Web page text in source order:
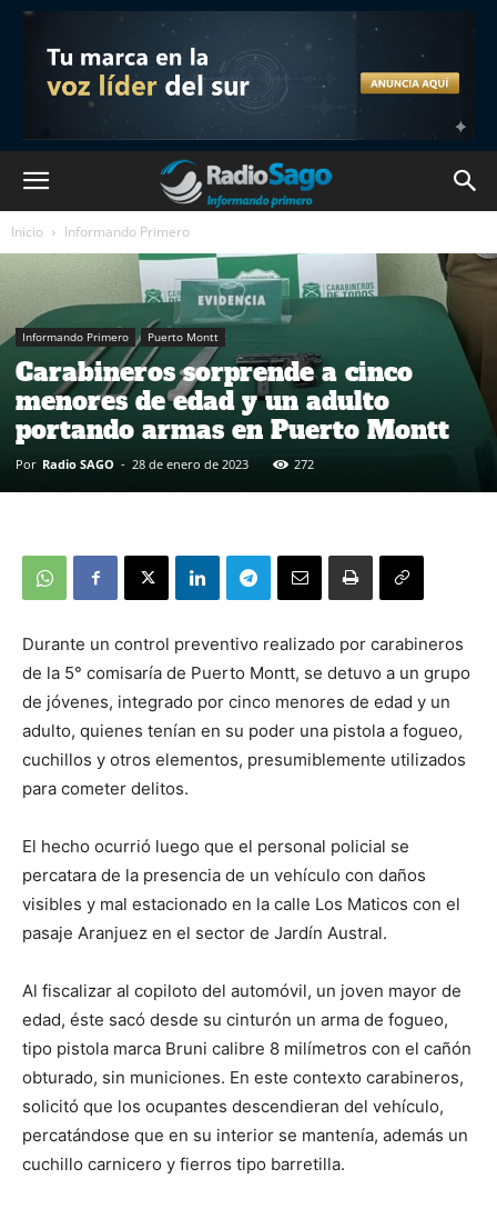
Inicio Informando Primero
Informando Primero Puerto Montt
Carabineros sorprende a cinco
menores de edad y un adulto
portando armas en Puerto Montt
Por Radio SAGO - 28 de enero de 2023 272
Durante un control preventivo realizado por carabineros
de la 5° comisaría de Puerto Montt, se detuvo a un grupo
de jóvenes, integrado por cinco menores de edad y un
adulto, quienes tenían en su poder una pistola a fogueo,
cuchillos y otros elementos, presumiblemente utilizados
para cometer delitos.
El hecho ocurrió luego que el personal policial se
percatara de la presencia de un vehículo con daños
visibles y mal estacionado en la calle Los Maticos con el
pasaje Aranjuez en el sector de Jardín Austral.
Al fiscalizar al copiloto del automóvil, un joven mayor de
edad, éste sacó desde su cinturón un arma de fogueo,
tipo pistola marca Bruni calibre 8 milímetros con el cañón
obturado, sin municiones. En este contexto carabineros,
solicitó que los ocupantes descendieran del vehículo,
percatándose que en su interior se mantenía, además un
cuchillo carnicero y fierros tipo barretilla.